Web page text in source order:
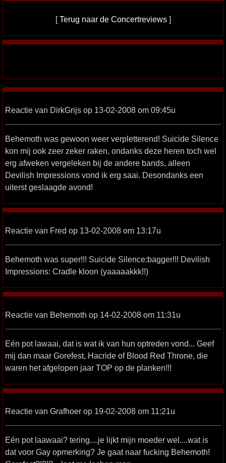
[Terug naar de Concertreviews]
Reactie van DirkGrijs op 13-02-2008 om 09:45u
Behemoth was gewoon weer verpletterend! Suicide Silence
kon mij ook zeer zeker raken, ondanks deze heren toch wel
erg afweken vergeleken bij de andere bands, alleen
Devilish Impressions vond ik erg saai. Desondanks een
uiterst geslaagde avond!
Reactie van Fred op 13-02-2008 om 13:17u
Behemoth was super!!! Suicide Silence:bagger!!! Devilish
Impressions: Cradle kloon (yaaaaakkk!!)
Reactie van Behemoth op 14-02-2008 om 11:31u
Eén pot lawaai, dat is wat ik van hun optreden vond... Geef
mij dan maar Gorefest, Hacride of Blood Red Throne, die
waren het afgelopen jaar TOP op de planken!!!
Reactie van Grafhoer op 19-02-2008 om 11:21u
Eén pot laawaai? tering....je lijkt mijn moeder wel....wat is
dat voor Gay opmerking? Je gaat naar fucking Behemoth!